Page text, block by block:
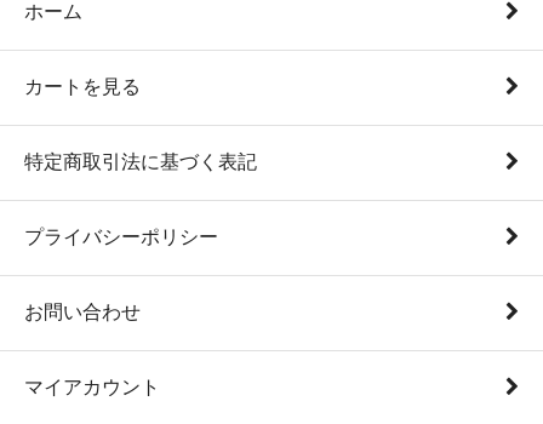
ホーム
カートを見る
特定商取引法に基づく表記
プライバシーポリシー
お問い合わせ
マイアカウント